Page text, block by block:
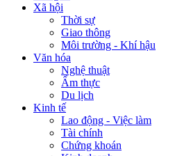
Xã hội
Thời sự
Giao thông
Môi trường - Khí hậu
Văn hóa
Nghệ thuật
Ẩm thực
Du lịch
Kinh tế
Lao động - Việc làm
Tài chính
Chứng khoán